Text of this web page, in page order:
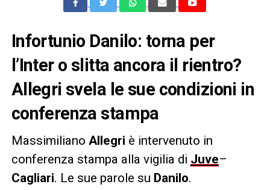
Infortunio Danilo: torna per
l’Inter o slitta ancora il rientro?
Allegri svela le sue condizioni in
conferenza stampa
Massimiliano Allegri è intervenuto in
conferenza stampa alla vigilia di Juve–
Cagliari. Le sue parole su Danilo.